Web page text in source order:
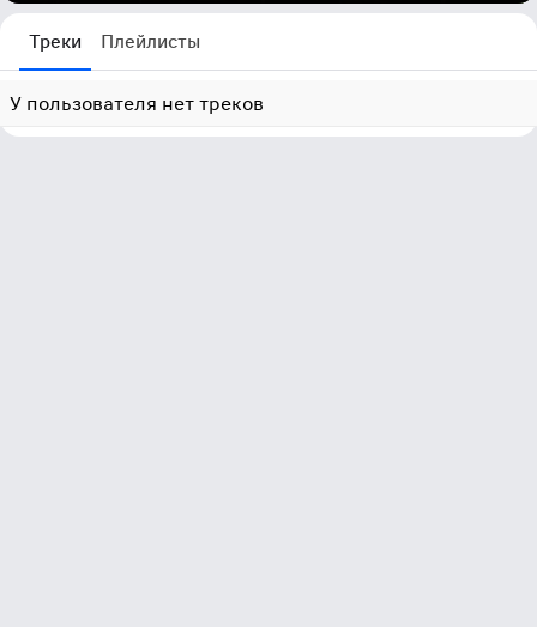
Треки Плейлисты
У пользователя нет треков